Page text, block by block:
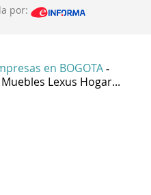
por:
en BOGOTA -
Muebles Lexus Hogar...